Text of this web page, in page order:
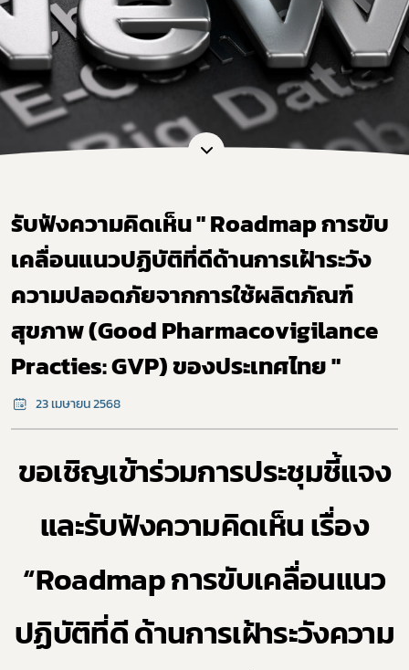
รับฟังความคิดเห็น " Roadmap การขับ
เคลื่อนแนวปฏิบัติที่ดีด้านการเฝ้าระวัง
ความปลอดภัยจากการใช้ผลิตภัณฑ์
สุขภาพ (Good Pharmacovigilance
Practies: GVP) ของประเทศไทย "
23 เมษายน 2568
ขอเชิญเข้าร่วมการประชุมชี้แจง
และรับฟังความคิดเห็น เรื่อง
“Roadmapการขับเคลื่อนแนว
ปฏิบัติที่ดี ด้านการเฝ้าระวังความ